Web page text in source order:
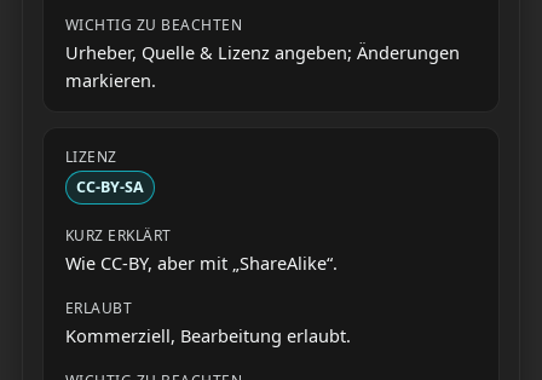
Urheber, Quelle & Lizenz angeben; Änderungen
markieren.
CC-BY-SA
Wie CC-BY, aber mit „ShareAlike“.
Kommerziell, Bearbeitung erlaubt.